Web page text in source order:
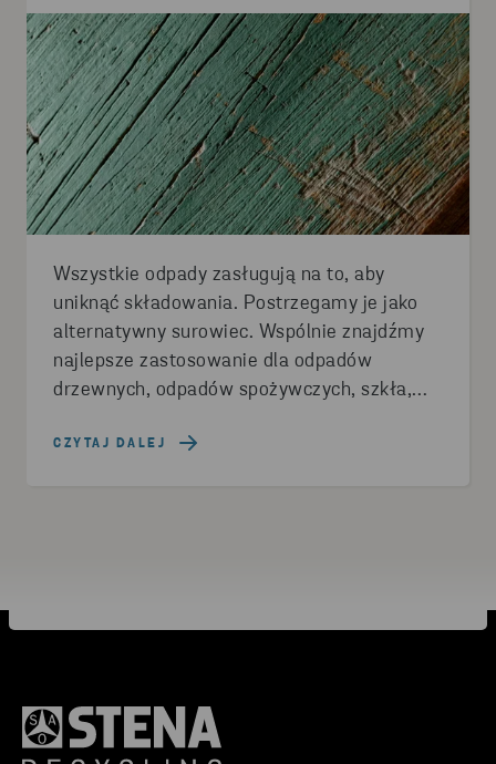
Wszystkie odpady zasługują na to, aby
uniknąć składowania. Postrzegamy je jako
alternatywny surowiec. Wspólnie znajdźmy
najlepsze zastosowanie dla odpadów
drzewnych, odpadów spożywczych, szkła,
i innych odpadów produkcyjnych.
CZYTAJ DALEJ